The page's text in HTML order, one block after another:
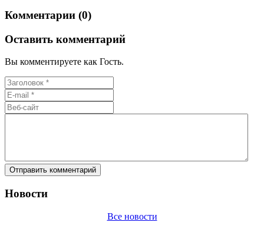
Комментарии (0)
Оставить комментарий
Вы комментируете как Гость.
Новости
Все новости